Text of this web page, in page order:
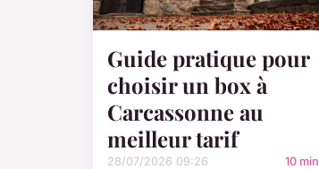
Guide pratique pour
choisir un box à
Carcassonne au
meilleur tarif
28/07/2026 09:26 10 min